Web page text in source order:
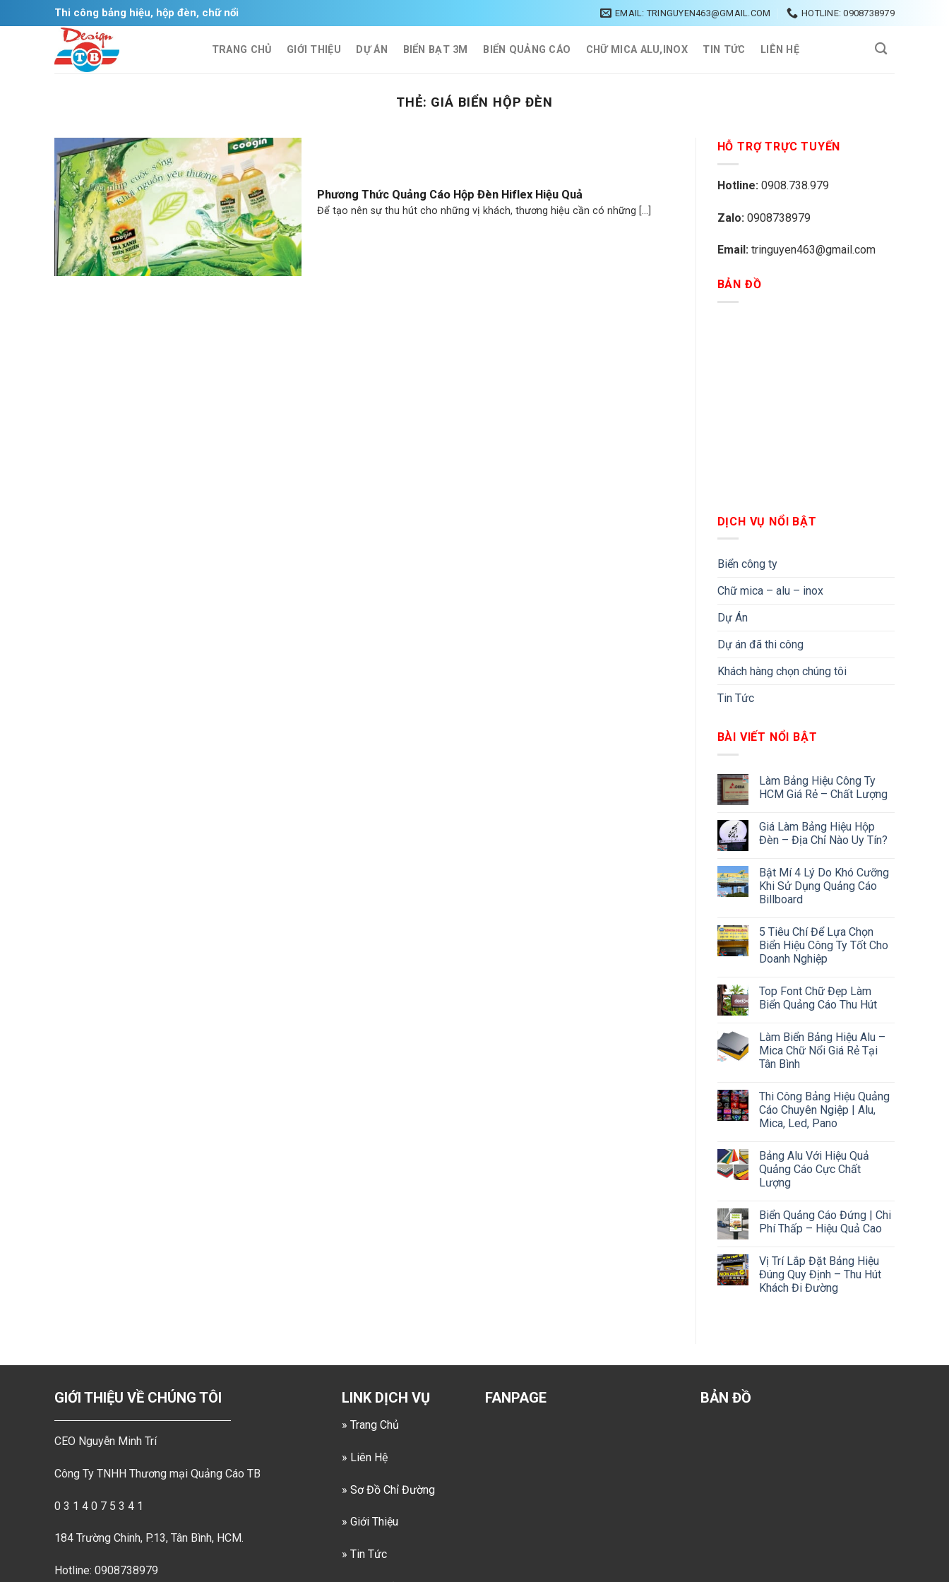
to
Thi công bảng hiệu, hộp đèn, chữ nổi EMAIL: TRINGUYEN463@GMAIL.COM HOTLINE: 0908738979
TRANG CHỦ GIỚI THIỆU DỰ ÁN BIỂN BẠT 3M BIỂN QUẢNG CÁO CHỮ MICA ALU,INOX TIN TỨC LIÊN HỆ
THẺ: GIÁ BIỂN HỘP ĐÈN
Phương Thức Quảng Cáo Hộp Đèn Hiflex Hiệu Quả
Để tạo nên sự thu hút cho những vị khách, thương hiệu cần có những [...]
HỖ TRỢ TRỰC TUYẾN
Hotline: 0908.738.979
Zalo: 0908738979
Email: tringuyen463@gmail.com
BẢN ĐỒ
DỊCH VỤ NỔI BẬT
Biển công ty
Chữ mica – alu – inox
Dự Án
Dự án đã thi công
Khách hàng chọn chúng tôi
Tin Tức
BÀI VIẾT NỔI BẬT
Làm Bảng Hiệu Công Ty
HCM Giá Rẻ – Chất Lượng
Giá Làm Bảng Hiệu Hộp
Đèn – Địa Chỉ Nào Uy Tín?
Bật Mí 4 Lý Do Khó Cưỡng
Khi Sử Dụng Quảng Cáo
Billboard
5 Tiêu Chí Để Lựa Chọn
Biển Hiệu Công Ty Tốt Cho
Doanh Nghiệp
Top Font Chữ Đẹp Làm
Biển Quảng Cáo Thu Hút
Làm Biển Bảng Hiệu Alu –
Mica Chữ Nổi Giá Rẻ Tại
Tân Bình
Thi Công Bảng Hiệu Quảng
Cáo Chuyên Ngiệp | Alu,
Mica, Led, Pano
Bảng Alu Với Hiệu Quả
Quảng Cáo Cực Chất
Lượng
Biển Quảng Cáo Đứng | Chi
Phí Thấp – Hiệu Quả Cao
Vị Trí Lắp Đặt Bảng Hiệu
Đúng Quy Định – Thu Hút
Khách Đi Đường
GIỚI THIỆU VỀ CHÚNG TÔI
CEO Nguyễn Minh Trí
Công Ty TNHH Thương mại Quảng Cáo TB
0 3 1 4 0 7 5 3 4 1
184 Trường Chinh, P.13, Tân Bình, HCM.
Hotline: 0908738979
LINK DỊCH VỤ
» Trang Chủ
» Liên Hệ
» Sơ Đồ Chỉ Đường
» Giới Thiệu
» Tin Tức
FANPAGE BẢN ĐỒ